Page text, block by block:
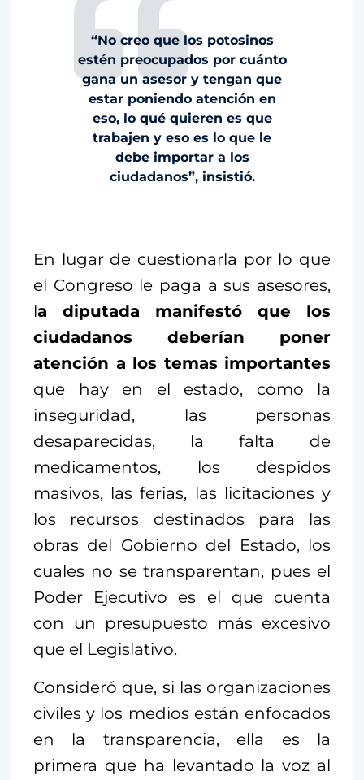
“No creo que los potosinos
estén preocupados por cuánto
gana un asesor y tengan que
estar poniendo atención en
eso, lo qué quieren es que
trabajen y eso es lo que le
debe importar a los
ciudadanos”, insistió.
En lugar de cuestionarla por lo que
el Congreso le paga a sus asesores,
la diputada manifestó que los
ciudadanos deberían poner
atención a los temas importantes
que hay en el estado, como la
inseguridad, las personas
desaparecidas, la falta de
medicamentos, los despidos
masivos, las ferias, las licitaciones y
los recursos destinados para las
obras del Gobierno del Estado, los
cuales no se transparentan, pues el
Poder Ejecutivo es el que cuenta
con un presupuesto más excesivo
que el Legislativo.
Consideró que, si las organizaciones
civiles y los medios están enfocados
en la transparencia, ella es la
primera que ha levantado la voz al